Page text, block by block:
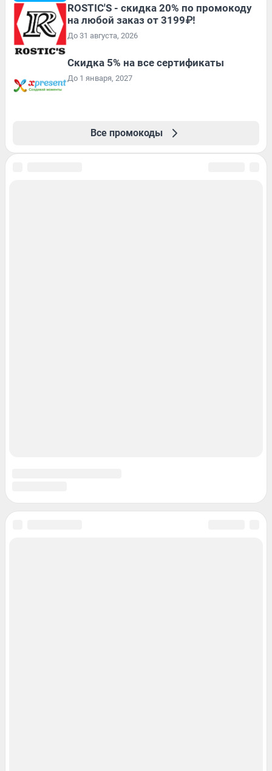
ROSTIC'S - скидка 20% по промокоду
на любой заказ от 3199₽!
До 31 августа, 2026
Скидка 5% на все сертификаты
До 1 января, 2027
Все промокоды